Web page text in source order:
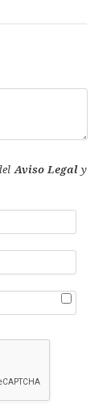
Aviso Legaly